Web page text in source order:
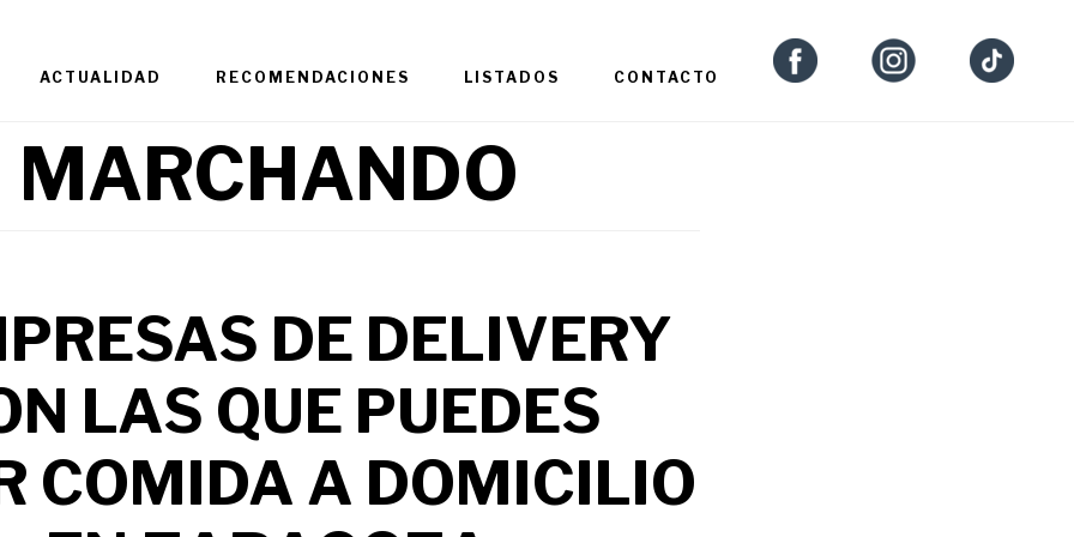
ACTUALIDAD RECOMENDACIONES LISTADOS CONTACTO
MARCHANDO
DE DELIVERY
LAS QUE PUEDES
COMIDA A DOMICILIO